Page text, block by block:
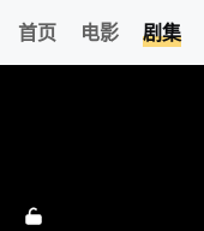
首页 电影 剧集